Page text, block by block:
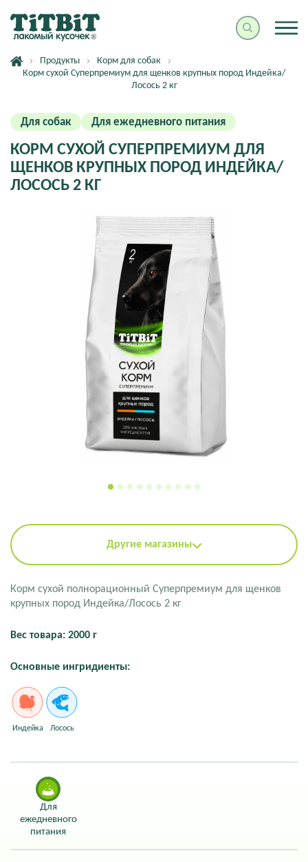
Продукты
Корм для собак
Корм сухой Суперпремиум для щенков крупных пород Индейка/
Лосось 2 кг
Для собак Для ежедневного питания
КОРМ СУХОЙ СУПЕРПРЕМИУМ ДЛЯ
ЩЕНКОВ КРУПНЫХ ПОРОД ИНДЕЙКА/
ЛОСОСЬ 2 КГ
Другие магазины
Корм сухой полнорационный Суперпремиум для щенков
крупных пород Индейка/Лосось 2 кг
Вес товара: 2000 г
Основные ингридиенты:
Индейка Лосось
Для
ежедневного
питания